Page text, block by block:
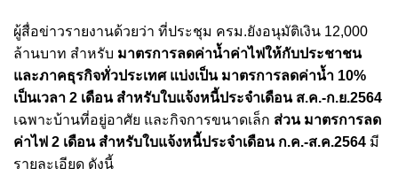
ผู้สื่อข่าวรายงานด้วยว่า ที่ประชุม ครม.ยังอนุมัติเงิน 12,000
ล้านบาท สำหรับ มาตรการลดค่าน้ำค่าไฟให้กับประชาชน
และภาคธุรกิจทั่วประเทศ แบ่งเป็น มาตรการลดค่าน้ำ 10%
เป็นเวลา 2 เดือน สำหรับใบแจ้งหนี้ประจำเดือน ส.ค.-ก.ย.2564
เฉพาะบ้านที่อยู่อาศัย และกิจการขนาดเล็ก ส่วน มาตรการลด
ค่าไฟ 2 เดือน สำหรับใบแจ้งหนี้ประจำเดือน ก.ค.-ส.ค.2564 มี
รายละเอียด ดังนี้